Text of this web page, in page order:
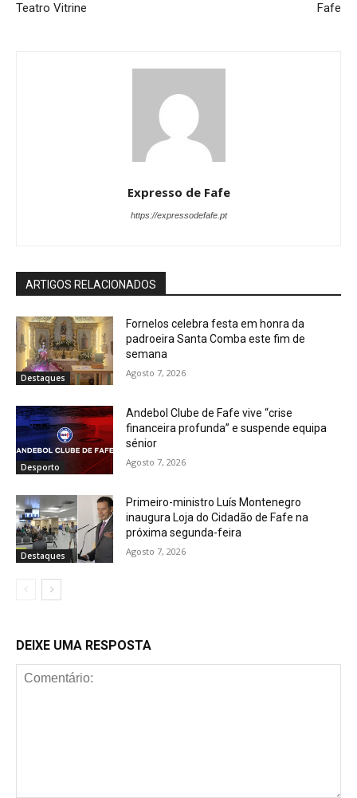
Teatro Vitrine
Fafe
Expresso de Fafe
https://expressodefafe.pt
ARTIGOS RELACIONADOS
Destaques
Fornelos celebra festa em honra da
padroeira Santa Comba este fim de
semana
Agosto 7, 2026
Desporto
Andebol Clube de Fafe vive “crise
financeira profunda” e suspende equipa
sénior
Agosto 7, 2026
Destaques
Primeiro-ministro Luís Montenegro
inaugura Loja do Cidadão de Fafe na
próxima segunda-feira
Agosto 7, 2026
DEIXE UMA RESPOSTA